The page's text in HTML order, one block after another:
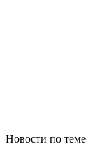
Новости по теме